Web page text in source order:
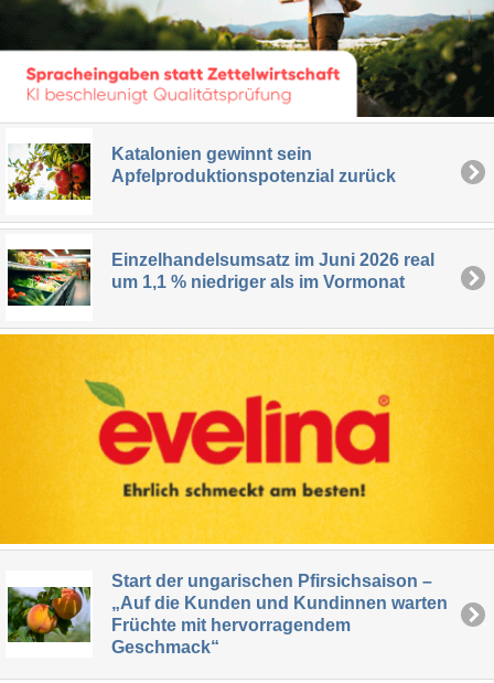
Katalonien gewinnt sein
Apfelproduktionspotenzial zurück
Einzelhandelsumsatz im Juni 2026 real
um 1,1 % niedriger als im Vormonat
Start der ungarischen Pfirsichsaison –
„Auf die Kunden und Kundinnen warten
Früchte mit hervorragendem
Geschmack“